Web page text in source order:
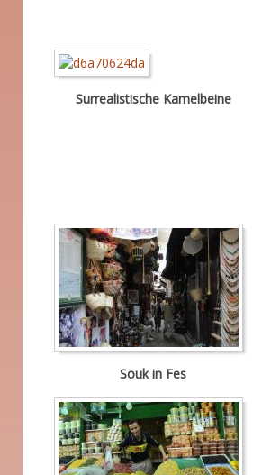
Surrealistische Kamelbeine
Souk in Fes